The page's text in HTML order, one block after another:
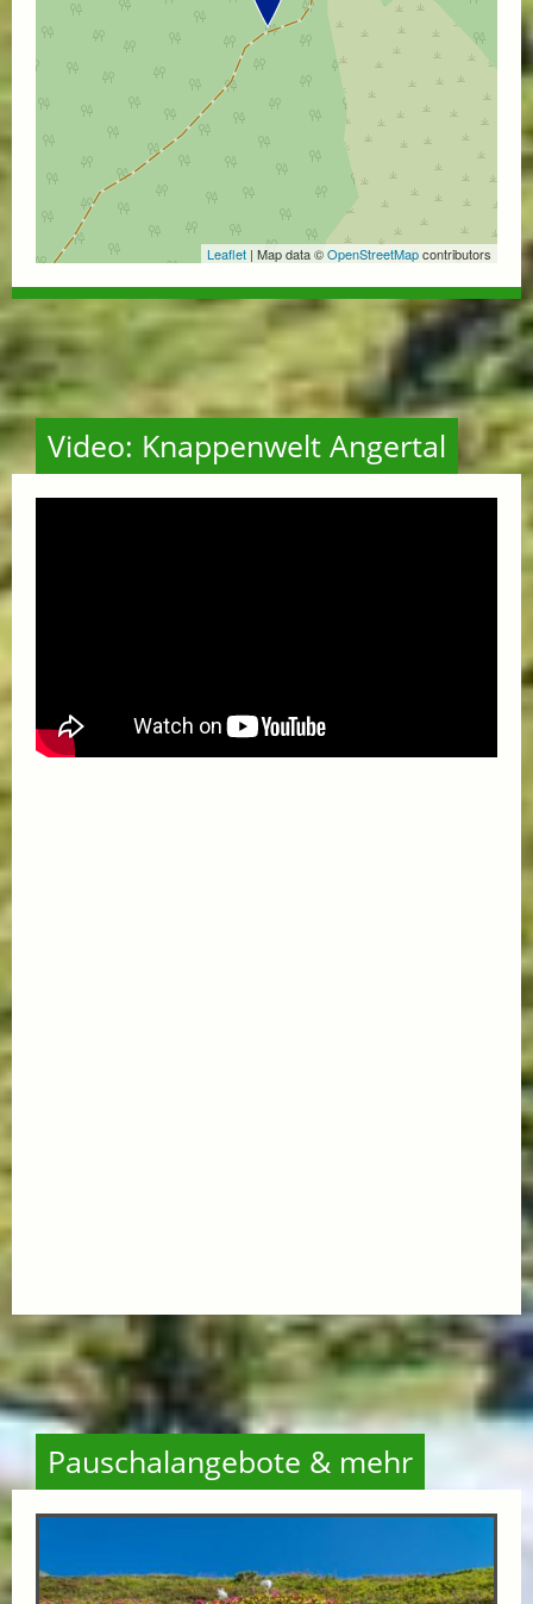
Leaflet | Map data ©OpenStreetMapcontributors
Video: Knappenwelt Angertal
Pauschalangebote & mehr